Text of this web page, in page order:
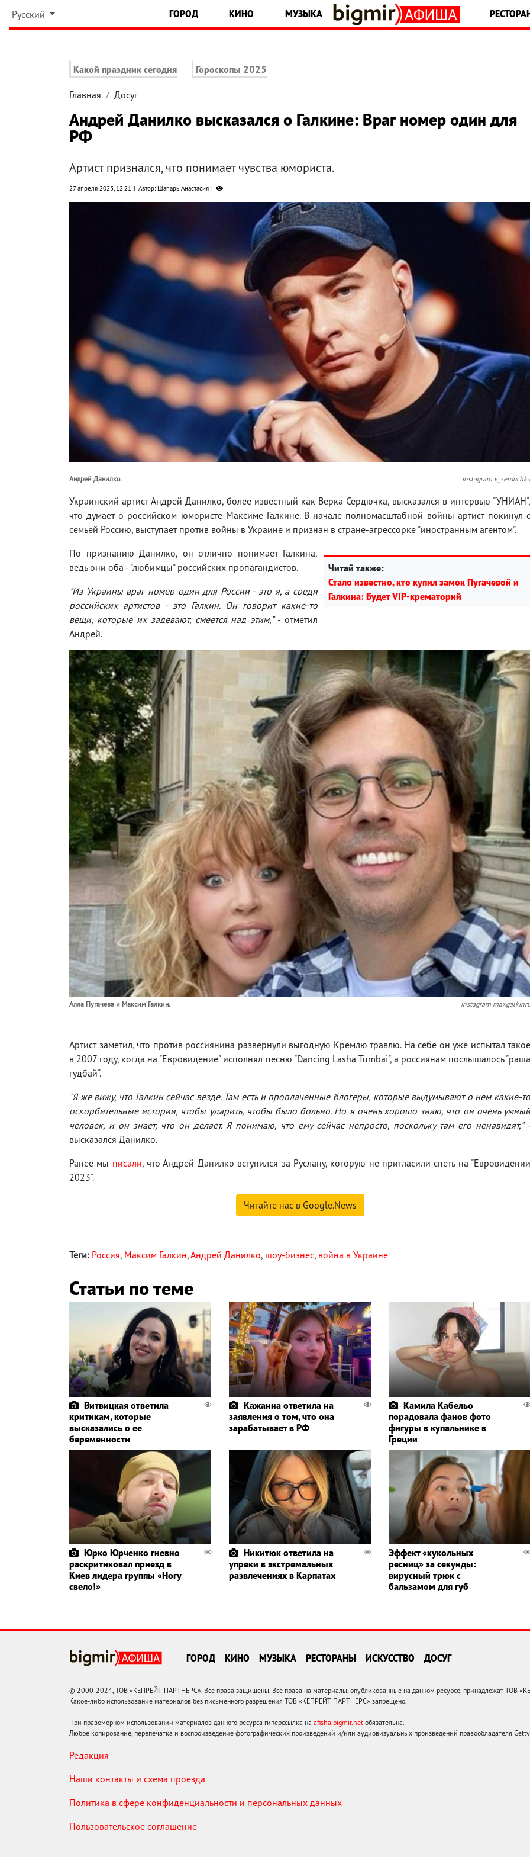
Русский ГОРОД КИНО МУЗЫКА
Какой праздник сегодня Гороскопы 2025
Главная Досуг
Андрей Данилко высказался о Галкине: Враг номер один для
РФ
Артист признался, что понимает чувства юмориста.
27 апреля 2023, 12:21 Автор: Шапарь Анастасия
Андрей Данилко. instagram v_serduchka
Украинский артист Андрей Данилко, более известный как Верка Сердючка, высказался в интервью "УНИАН",
что думает о российском юмористе Максиме Галкине. В начале полномасштабной войны артист покинул с
семьей Россию, выступает против войны в Украине и признан в стране-агрессорке "иностранным агентом".
Читай также:
Стало известно, кто купил замок Пугачевой и
Галкина: Будет VIP-крематорий
По признанию Данилко, он отлично понимает Галкина,
ведь они оба - "любимцы" российских пропагандистов.
"Из Украины враг номер один для России - это я, а среди
российских артистов - это Галкин. Он говорит какие-то
вещи, которые их задевают, смеется над этим,"- отметил
Андрей.
Алла Пугачева и Максим Галкин. instagram maxgalkinru
Артист заметил, что против россиянина развернули выгодную Кремлю травлю. На себе он уже испытал такое
в 2007 году, когда на "Евровидение" исполнял песню "Dancing Lasha Tumbai", а россиянам послышалось "раша
гудбай".
"Я же вижу, что Галкин сейчас везде. Там есть и проплаченные блогеры, которые выдумывают о нем какие-то
оскорбительные истории, чтобы ударить, чтобы было больно. Но я очень хорошо знаю, что он очень умный
человек, и он знает, что он делает. Я понимаю, что ему сейчас непросто, поскольку там его ненавидят,"-
высказался Данилко.
Ранее мы писали, что Андрей Данилко вступился за Руслану, которую не пригласили спеть на "Евровидении
2023".
Читайте нас в Google.News
Теги: Россия, Максим Галкин,Андрей Данилко, шоу-бизнес, война в Украине
Статьи по теме
Витвицкая ответила
критикам, которые
высказались о ее
беременности
Кажанна ответила на
заявления о том, что она
зарабатывает в РФ
Камила Кабельо
порадовала фанов фото
фигуры в купальнике в
Греции
Юрко Юрченко гневно
раскритиковал приезд в
Киев лидера группы «Ногу
свело!»
Никитюк ответила на
упреки в экстремальных
развлечениях в Карпатах
Эффект «кукольных
ресниц» за секунды:
вирусный трюк с
бальзамом для губ
ГОРОД КИНО МУЗЫКА РЕСТОРАНЫ ИСКУССТВО ДОСУГ
© 2000-2024, ТОВ «КЕПРЕЙТ ПАРТНЕРС». Все права защищены. Все права на материалы, опубликованные на данном ресурсе, принадлежат ТОВ
Какое-либо использование материалов без письменного разрешения ТОВ «КЕПРЕЙТ ПАРТНЕРС» запрещено.
При правомерном использовании материалов данного ресурса гиперссылка на afisha.bigmir.net обязательна.
Любое копирование, перепечатка и воспроизведение фотографических произведений и/или аудиовизуальных произведений правообладателя Getty
Редакция
Наши контакты и схема проезда
Политика в сфере конфиденциальности и персональных данных
Пользовательское соглашение